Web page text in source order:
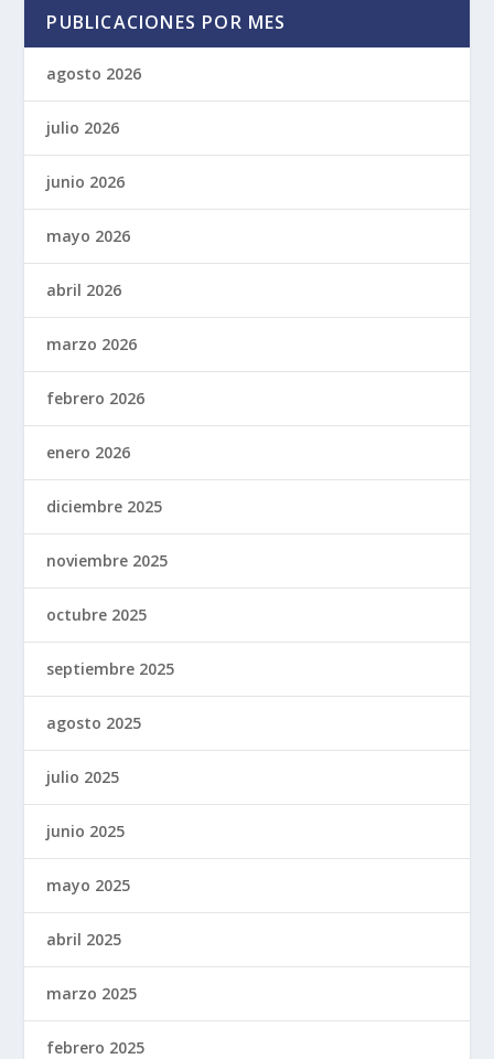
PUBLICACIONES POR MES
agosto 2026
julio 2026
junio 2026
mayo 2026
abril 2026
marzo 2026
febrero 2026
enero 2026
diciembre 2025
noviembre 2025
octubre 2025
septiembre 2025
agosto 2025
julio 2025
junio 2025
mayo 2025
abril 2025
marzo 2025
febrero 2025